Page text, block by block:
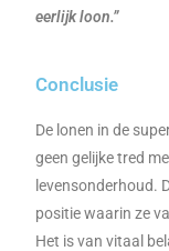
eerlijk loon.”
Conclusie
De lonen in de
geen gelijke tred
levensonderhoud.
positie waarin ze
Het is van vitaal